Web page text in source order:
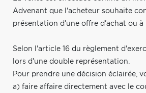
Advenant que l'acheteur souhaite
présentation d'une offre d'achat ou à
Selon l'article 16 du règlement
lors d'une double représentation.
Pour prendre une décision éclairée,
a) faire affaire directement avec le